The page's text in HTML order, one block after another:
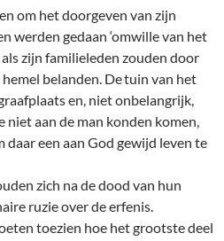
om het doorgeven van zijn
werden gedaan ‘omwille van het
zijn familieleden zouden door
belanden. De tuin van het
en, niet onbelangrijk,
aan de man konden komen,
een aan God gewijd leven te
zich na de dood van hun
ruzie over de erfenis.
toezien hoe het grootste deel